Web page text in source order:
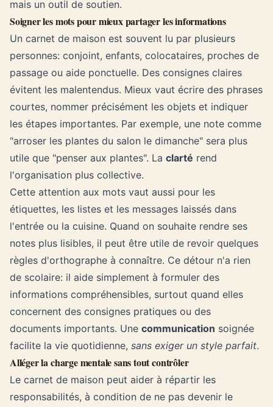
mais un outil de soutien.
Soigner les mots pour mieux partager les informations
Un carnet de maison est souvent lu par plusieurs
personnes: conjoint, enfants, colocataires, proches de
passage ou aide ponctuelle. Des consignes claires
évitent les malentendus. Mieux vaut écrire des phrases
courtes, nommer précisément les objets et indiquer
les étapes importantes. Par exemple, une note comme
"arroser les plantes du salon le dimanche" sera plus
utile que "penser aux plantes". La clarté rend
l'organisation plus collective.
Cette attention aux mots vaut aussi pour les
étiquettes, les listes et les messages laissés dans
l'entrée ou la cuisine. Quand on souhaite rendre ses
notes plus lisibles, il peut être utile de revoir quelques
règles d'orthographe à connaître. Ce détour n'a rien
de scolaire: il aide simplement à formuler des
informations compréhensibles, surtout quand elles
concernent des consignes pratiques ou des
documents importants. Une communication soignée
facilite la vie quotidienne, sans exiger un style parfait.
Alléger la charge mentale sans tout contrôler
Le carnet de maison peut aider à répartir les
responsabilités, à condition de ne pas devenir le